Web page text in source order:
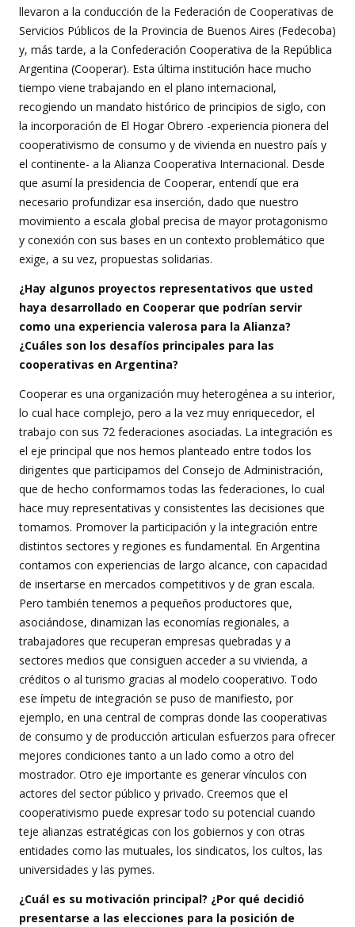
llevaron a la conducción de la Federación de Cooperativas de
Servicios Públicos de la Provincia de Buenos Aires (Fedecoba)
y, más tarde, a la Confederación Cooperativa de la República
Argentina (Cooperar). Esta última institución hace mucho
tiempo viene trabajando en el plano internacional,
recogiendo un mandato histórico de principios de siglo, con
la incorporación de El Hogar Obrero -experiencia pionera del
cooperativismo de consumo y de vivienda en nuestro país y
el continente- a la Alianza Cooperativa Internacional. Desde
que asumí la presidencia de Cooperar, entendí que era
necesario profundizar esa inserción, dado que nuestro
movimiento a escala global precisa de mayor protagonismo
y conexión con sus bases en un contexto problemático que
exige, a su vez, propuestas solidarias.
¿Hay algunos proyectos representativos que usted
haya desarrollado en Cooperar que podrían servir
como una experiencia valerosa para la Alianza?
¿Cuáles son los desafíos principales para las
cooperativas en Argentina?
Cooperar es una organización muy heterogénea a su interior,
lo cual hace complejo, pero a la vez muy enriquecedor, el
trabajo con sus 72 federaciones asociadas. La integración es
el eje principal que nos hemos planteado entre todos los
dirigentes que participamos del Consejo de Administración,
que de hecho conformamos todas las federaciones, lo cual
hace muy representativas y consistentes las decisiones que
tomamos. Promover la participación y la integración entre
distintos sectores y regiones es fundamental. En Argentina
contamos con experiencias de largo alcance, con capacidad
de insertarse en mercados competitivos y de gran escala.
Pero también tenemos a pequeños productores que,
asociándose, dinamizan las economías regionales, a
trabajadores que recuperan empresas quebradas y a
sectores medios que consiguen acceder a su vivienda, a
créditos o al turismo gracias al modelo cooperativo. Todo
ese ímpetu de integración se puso de manifiesto, por
ejemplo, en una central de compras donde las cooperativas
de consumo y de producción articulan esfuerzos para ofrecer
mejores condiciones tanto a un lado como a otro del
mostrador. Otro eje importante es generar vínculos con
actores del sector público y privado. Creemos que el
cooperativismo puede expresar todo su potencial cuando
teje alianzas estratégicas con los gobiernos y con otras
entidades como las mutuales, los sindicatos, los cultos, las
universidades y las pymes.
¿Cuál es su motivación principal? ¿Por qué decidió
presentarse a las elecciones para la posición de